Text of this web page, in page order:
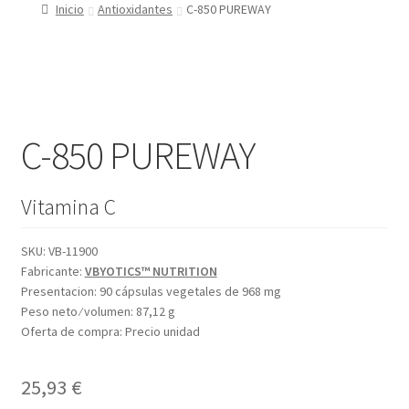
Inicio Antioxidantes C-850 PUREWAY
C-850 PUREWAY
Vitamina C
SKU: VB-11900
Fabricante: VBYOTICS™ NUTRITION
Presentacion: 90 cápsulas vegetales de 968 mg
Peso neto ⁄ volumen: 87,12 g
Oferta de compra: Precio unidad
25,93 €